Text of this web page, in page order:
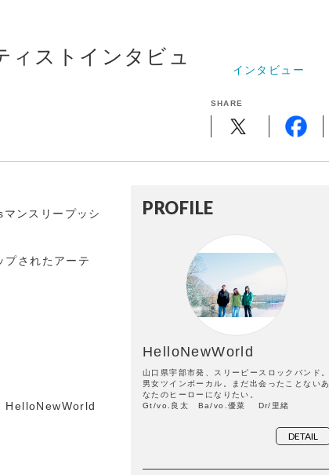
ィストインタビュ
インタビュー
SHARE
ンスリープッシ
プされたアーテ
HelloNewWorld
PROFILE
HelloNewWorld
山口県宇部市発、スリーピースロックバンド。
男女ツインボーカル。まだ出会ったことないあ
なたのヒーローになりたい。
Gt/vo.良太 Ba/vo.優菜 Dr/里緒
DETAIL